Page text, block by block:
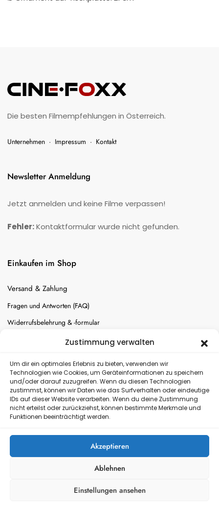
Zustimmung verwalten
Um dir ein optimales Erlebnis zu bieten, verwenden wir
Technologien wie Cookies, um Geräteinformationen zu speichern
und/oder darauf zuzugreifen. Wenn du diesen Technologien
zustimmst, können wir Daten wie das Surfverhalten oder eindeutige
IDs auf dieser Website verarbeiten. Wenn du deine Zustimmung
nicht erteilst oder zurückziehst, können bestimmte Merkmale und
Funktionen beeinträchtigt werden.
Akzeptieren
Ablehnen
Einstellungen ansehen
Die besten Filmempfehlungen in Österreich.
Unternehmen · Impressum · Kontakt
Newsletter Anmeldung
Jetzt anmelden und keine Filme verpassen!
Fehler:Kontaktformular wurde nicht gefunden.
Einkaufen im Shop
Versand & Zahlung
Fragen und Antworten (FAQ)
Widerrufsbelehrung & -formular
Batterien-Entsorgung
Versand
Kostenloser Rückversand